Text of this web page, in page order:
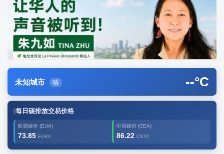
未知城市 晴 --°C
每日碳排放交易价格
欧盟碳价 (EUA)
73.85 EUR/t
中国碳价 (CEA)
86.22 CNY/t